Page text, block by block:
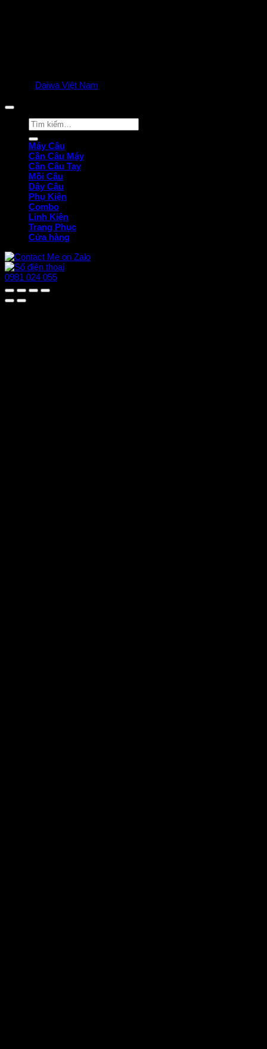
Daiwa Việt Nam
Tìm
kiếm:
Máy Câu
Cần Câu Máy
Cần Câu Tay
Mồi Câu
Dây Câu
Phụ Kiện
Combo
Linh Kiện
Trang Phục
Cửa hàng
0981 024 055